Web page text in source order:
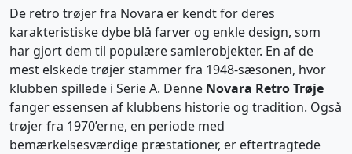
De retro trøjer fra Novara er kendt for deres
karakteristiske dybe blå farver og enkle design, som
har gjort dem til populære samlerobjekter. En af de
mest elskede trøjer stammer fra 1948-sæsonen, hvor
klubben spillede i Serie A. Denne Novara Retro Trøje
fanger essensen af klubbens historie og tradition. Også
trøjer fra 1970’erne, en periode med
bemærkelsesværdige præstationer, er eftertragtede